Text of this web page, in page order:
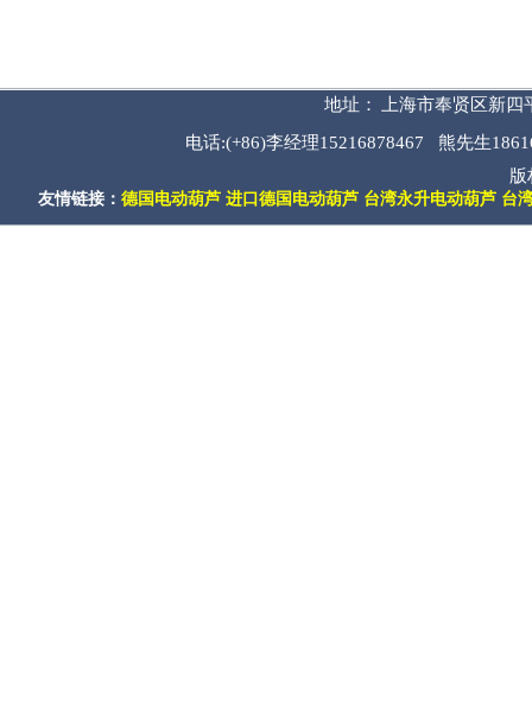
地址：
上海市奉贤区新
电话:(+86)李经理15216878467 熊先生
版
友情链接： 德国电动葫芦 进口德国电动葫芦 台湾永升电动葫芦 台